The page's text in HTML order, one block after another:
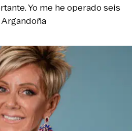
Yo me he operado seis